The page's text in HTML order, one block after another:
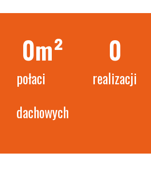
połaci
dachowych
0m²
realizacji
0